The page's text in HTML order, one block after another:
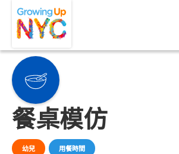
Skip
main
content
餐桌模仿
幼兒 用餐時間